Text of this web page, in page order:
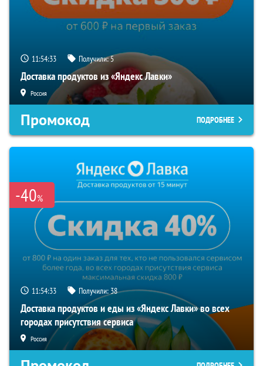
11:54:33 Получили:5
Доставка продуктов из «Яндекс Лавки»
Россия
Промокод ПОДРОБНЕЕ
-40%
11:54:33 Получили:38
Доставка продуктов и еды из «Яндекс Лавки» во всех
городах присутствия сервиса
Россия